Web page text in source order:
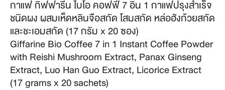
กาแฟ กิฟฟารีน ไบโอ คอฟฟี่ 7 อิน 1 กาแฟปรุงสำเร็จ
ชนิดผง ผสมเห็ดหลินจือสกัด โสมสกัด หล่อฮังก้วยสกัด
และชะเอมสกัด (17 กรัม x 20 ซอง)
Giffarine Bio Coffee 7 in 1 Instant Coffee Powder
with Reishi Mushroom Extract, Panax Ginseng
Extract, Luo Han Guo Extract, Licorice Extract
(17 grams x 20 sachets)